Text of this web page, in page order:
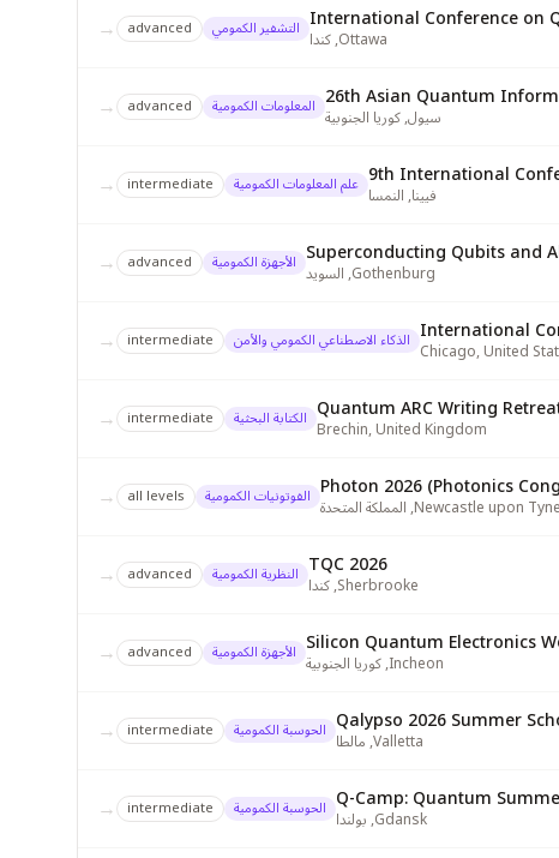
International Conference on
Ottawa
,كندا التشفير الكمومي advanced
→
26th Asian Quantum
سيول,كوريا الجنوبية المعلومات الكمومية advanced
→
9th International
فيينا,النمسا علم المعلومات الكمومية intermediate
→
Superconducting Qubits and
Gothenburg
,السويد الأجهزة الكمومية advanced
→
International
Chicago,United الذكاء الاصطناعي الكمومي والأمن intermediate
→
Quantum ARC Writing
Brechin,United Kingdom الكتابة البحثية intermediate
→
Photon 2026 (Photonics
Newcastle upon Tyne
,المملكة المتحدة الفوتونيات الكمومية all levels
→
TQC 2026
Sherbrooke
,كندا النظرية الكمومية advanced
→
Silicon Quantum Electronics
Incheon
,كوريا الجنوبية الأجهزة الكمومية advanced
→
Qalypso 2026 Summer
Valletta
,مالطا الحوسبة الكمومية intermediate
→
Q-Camp: Quantum
Gdansk
,بولندا الحوسبة الكمومية intermediate
→